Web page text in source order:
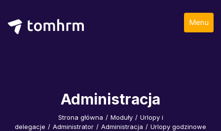
Menu
Administracja
Strona główna / Moduły / Urlopy i
delegacje / Administrator / Administracja / Urlopy godzinowe